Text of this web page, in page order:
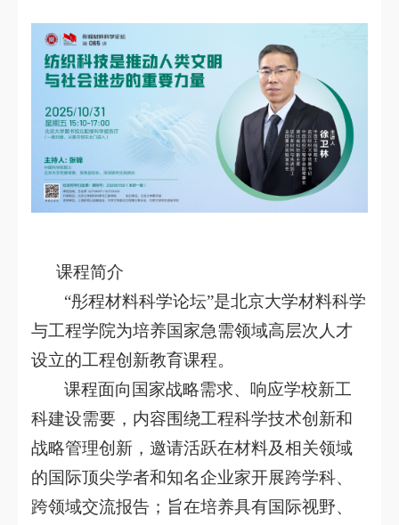
课程简介
“彤程材料科学论坛”是北京大学材料科学
与工程学院为培养国家急需领域高层次人才
设立的工程创新教育课程。
课程面向国家战略需求、响应学校新工
科建设需要，内容围绕工程科学技术创新和
战略管理创新，邀请活跃在材料及相关领域
的国际顶尖学者和知名企业家开展跨学科、
跨领域交流报告；旨在培养具有国际视野、